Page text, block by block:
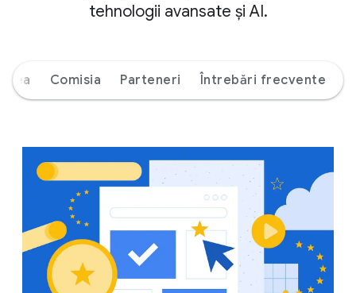
tehnologii avansate și AI.
Comisia Parteneri Întrebări frecvente